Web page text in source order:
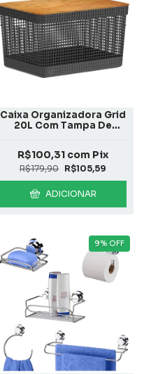
Caixa Organizadora Grid
20L Com Tampa De
R$179,90 R$105,59
R$100,31 com Pix
ADICIONAR
9% OFF